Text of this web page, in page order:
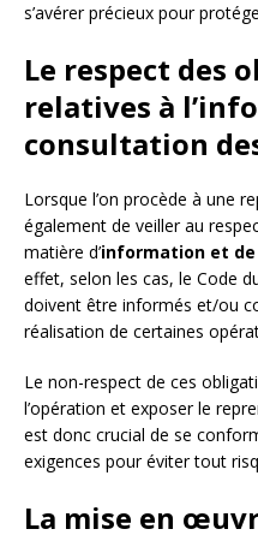
s’avérer précieux pour
Le respect des
relatives à
consultation
Lorsque l’on procède à une
également de veiller au
matière d’information et
effet, selon les cas, le Code
doivent être informés et/ou
réalisation de certaines
Le non-respect de ces
l’opération et exposer le
est donc crucial de se
exigences pour éviter tout
La mise en